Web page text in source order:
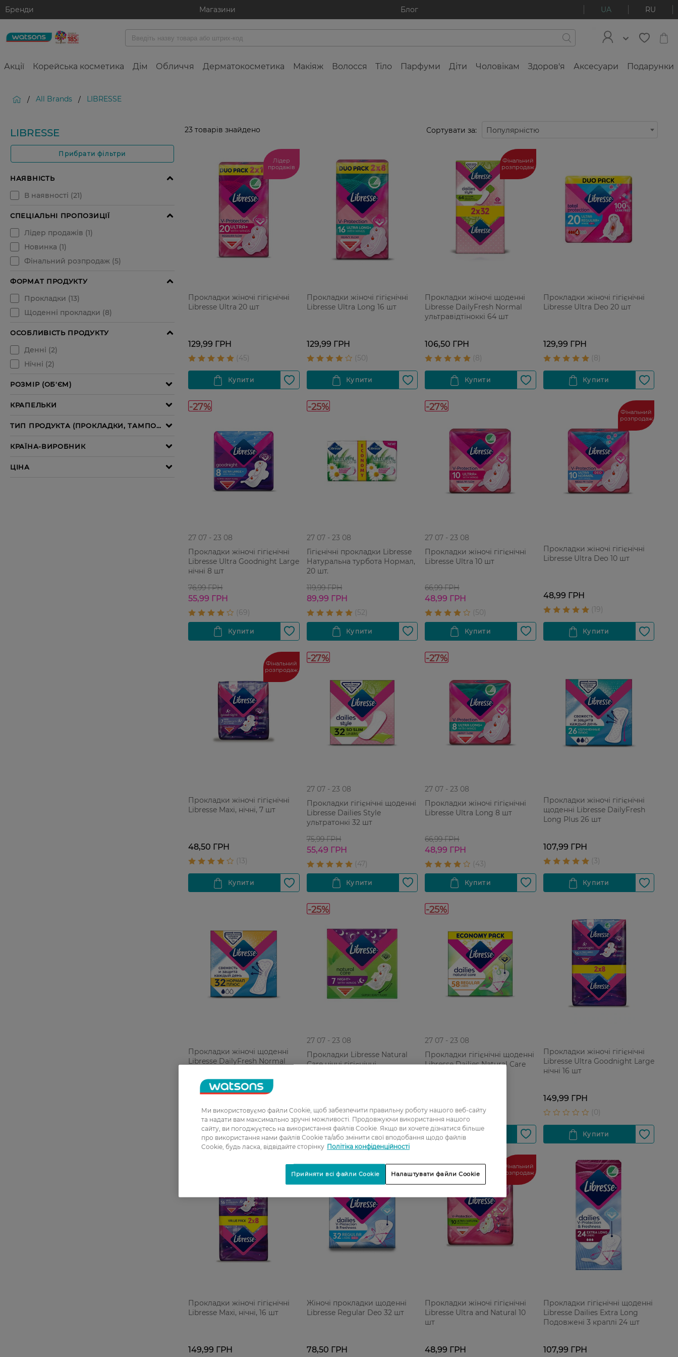
Бренди Магазини Блог UA RU
Акції Корейська косметика Дім Обличчя Дерматокосметика Макіяж Волосся Тіло Парфуми Діти Чоловікам Здоров'я Аксесуари Подарунки
/ All Brands / LIBRESSE
LIBRESSE
Прибрати фільтри
23 товарів знайдено Сортувати за: Популярністю
Лідер
продажів
Прокладки жіночі гігієнічні
Libresse Ultra 20 шт
129,99 ГРН
Прокладки жіночі гігієнічні
Libresse Ultra Long 16 шт
129,99 ГРН
Фінальний
розпродаж
Прокладки жіночі щоденні
Libresse DailyFresh Normal
ультравідтіноккі 64 шт
106,50 ГРН
Прокладки жіночі гігієнічні
Libresse Ultra Deo 20 шт
129,99 ГРН
-27%
27 07 - 23 08
Прокладки жіночі гігієнічні
Libresse Ultra Goodnight Large
нічні 8 шт
76,99 ГРН
55,99 ГРН
-25%
27 07 - 23 08
Гігієнічні прокладки Libresse
Натуральна турбота Нормал,
20 шт.
119,99 ГРН
89,99 ГРН
-27%
27 07 - 23 08
Прокладки жіночі гігієнічні
Libresse Ultra 10 шт
66,99 ГРН
48,99 ГРН
Фінальний
розпродаж
Прокладки жіночі гігієнічні
Libresse Ultra Deo 10 шт
48,99 ГРН
Фінальний
розпродаж
Прокладки жіночі гігієнічні
Libresse Maxi, нічні, 7 шт
48,50 ГРН
-27%
27 07 - 23 08
Прокладки гігієнічні щоденні
Libresse Dailies Style
ультратонкі 32 шт
75,99 ГРН
55,49 ГРН
-27%
27 07 - 23 08
Прокладки жіночі гігієнічні
Libresse Ultra Long 8 шт
66,99 ГРН
48,99 ГРН
Прокладки жіночі гігієнічні
щоденні Libresse DailyFresh
Long Plus 26 шт
107,99 ГРН
Прокладки жіночі щоденні
Libresse DailyFresh Normal
-25%
27 07 - 23 08
Прокладки Libresse Natural
Care нічні гігієнічні
-25%
27 07 - 23 08
Прокладки гігієнічні щоденні
Libresse Dailies Natural Care
Прокладки жіночі гігієнічні
Libresse Ultra Goodnight Large
нічні 16 шт
149,99 ГРН
Прокладки жіночі гігієнічні
Libresse Maxi, нічні, 16 шт
149,99 ГРН
Фінальний
розпродаж
Жіночі прокладки щоденні
Libresse Regular Deo 32 шт
78,50 ГРН
Фінальний
розпродаж
Прокладки жіночі гігієнічні
Libresse Ultra and Natural 10
шт
48,99 ГРН
Прокладки гігієнічні щоденні
Libresse Dailies Extra Long
Подовжені 3 краплі 24 шт
107,99 ГРН
Ми використовуємо файли Cookie, щоб забезпечити правильну роботу нашого веб-сайту
та надати вам максимально зручні можливості. Продовжуючи використання нашого
сайту, ви погоджуєтесь на використання файлів Cookie. Якщо ви хочете дізнатися більше
про використання нами файлів Cookie та/або змінити свої вподобання щодо файлів
Cookie, будь ласка, відвідайте сторінку Політіка конфіденційності
Налаштувати файли Cookie
Прийняти всі файли Cookie